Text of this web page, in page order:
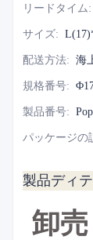
リードタイム:
サイズ:
配送方法: 海
規格番号:
製品番号:
パッケージの
製品ディ
卸